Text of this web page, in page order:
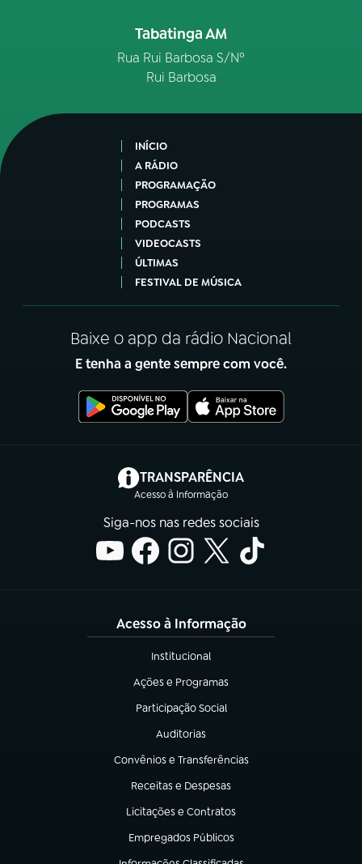
Tabatinga AM
Rua Rui Barbosa S/Nº
Rui Barbosa
INÍCIO
A RÁDIO
PROGRAMAÇÃO
PROGRAMAS
PODCASTS
VIDEOCASTS
ÚLTIMAS
FESTIVAL DE MÚSICA
Baixe o app da rádio Nacional
E tenha a gente sempre com você.
TRANSPARÊNCIA
Acesso à Informação
(abre em nova aba)
Siga-nos nas redes sociais
Acesso à Informação
Institucional
(abre em nova aba)
Ações e Programas
(abre em nova aba)
Participação Social
(abre em nova aba)
Auditorias
(abre em nova aba)
Convênios e Transferências
(abre em nova aba)
Receitas e Despesas
(abre em nova aba)
Licitações e Contratos
(abre em nova aba)
Empregados Públicos
(abre em nova aba)